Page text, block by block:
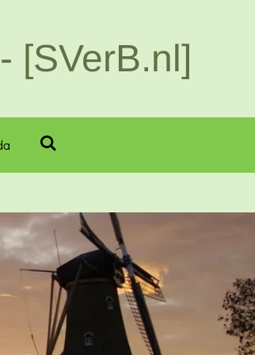
[SVerB.nl]